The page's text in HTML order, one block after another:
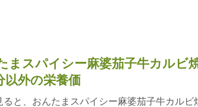
まスパイシー麻婆茄子牛カルビ
以外の栄養価
ると、おんたまスパイシー麻婆茄子牛カルビ